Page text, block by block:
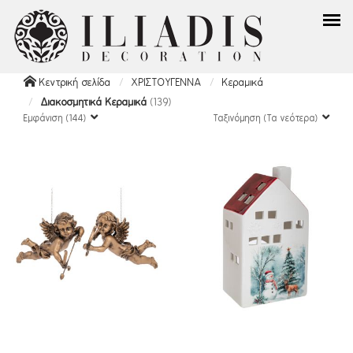
Κεντρική σελίδα ΧΡΙΣΤΟΥΓΕΝΝΑ
Κεραμικά
Διακοσμητικά Κεραμικά (139)
Εμφάνιση (144) Ταξινόμηση (Τα νεότερα)